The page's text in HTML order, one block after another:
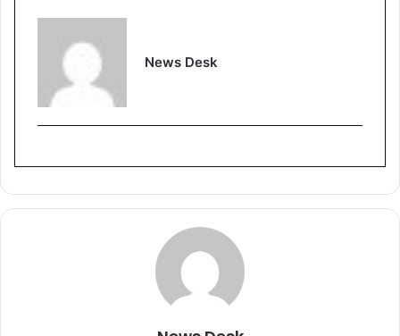
News Desk